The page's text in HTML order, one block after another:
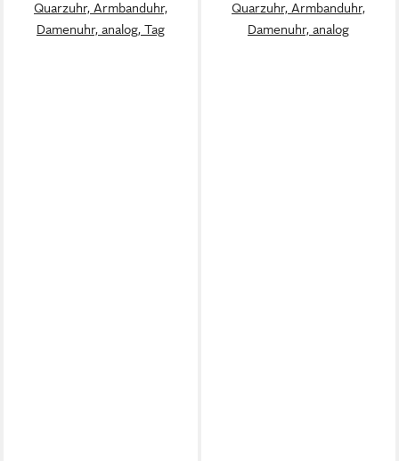
Quarzuhr, Armbanduhr,
Damenuhr, analog, Tag
Quarzuhr, Armbanduhr,
Damenuhr, analog